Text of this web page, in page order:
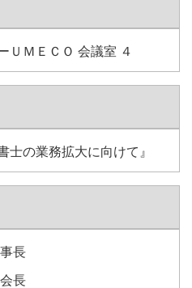
ＵＭＥＣＯ 会議室 ４
士の業務拡大に向けて』
長
長